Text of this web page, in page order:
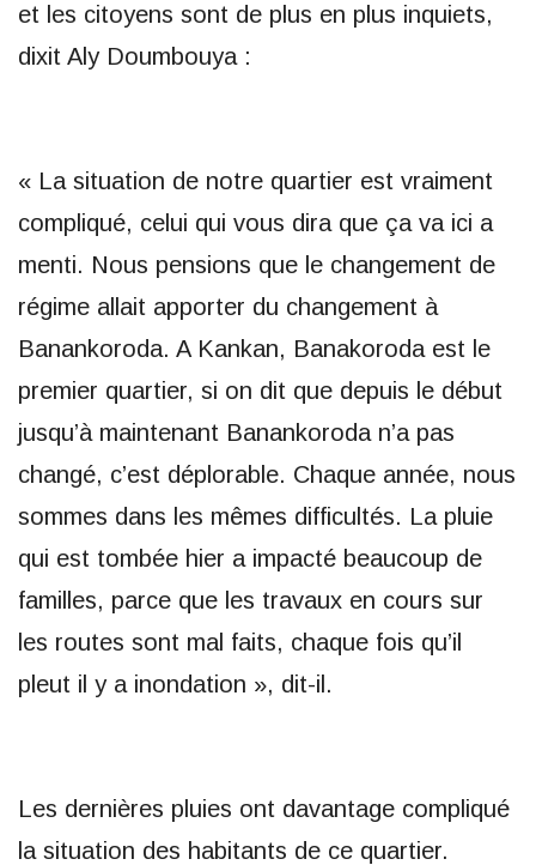
et les citoyens sont de plus en plus inquiets,
dixit Aly Doumbouya :
« La situation de notre quartier est vraiment
compliqué, celui qui vous dira que ça va ici a
menti. Nous pensions que le changement de
régime allait apporter du changement à
Banankoroda. A Kankan, Banakoroda est le
premier quartier, si on dit que depuis le début
jusqu’à maintenant Banankoroda n’a pas
changé, c’est déplorable. Chaque année, nous
sommes dans les mêmes difficultés. La pluie
qui est tombée hier a impacté beaucoup de
familles, parce que les travaux en cours sur
les routes sont mal faits, chaque fois qu’il
pleut il y a inondation », dit-il.
Les dernières pluies ont davantage compliqué
la situation des habitants de ce quartier.